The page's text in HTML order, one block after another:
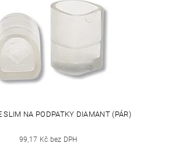
SLIM NA PODPATKY DIAMANT (PÁR)
99,17 Kč bez DPH